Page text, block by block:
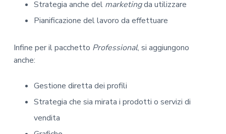
Strategia anche del marketingda utilizzare
Pianificazione del lavoro da effettuare
Infine per il pacchetto Professional, si aggiungono
anche:
Gestione diretta dei profili
Strategia che sia mirata i prodotti o servizi di
vendita